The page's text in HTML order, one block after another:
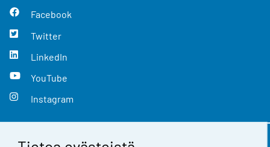
Facebook
Twitter
LinkedIn
YouTube
Instagram